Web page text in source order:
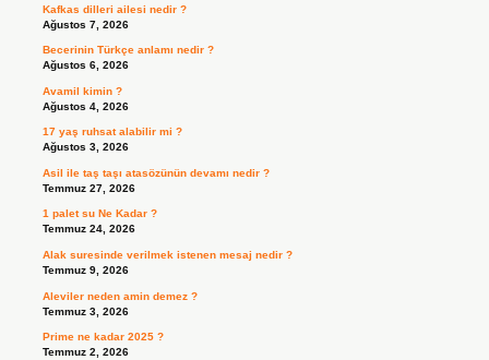
Kafkas dilleri ailesi nedir ?
Ağustos 7, 2026
Becerinin Türkçe anlamı nedir ?
Ağustos 6, 2026
Avamil kimin ?
Ağustos 4, 2026
17 yaş ruhsat alabilir mi ?
Ağustos 3, 2026
Asil ile taş taşı atasözünün devamı nedir ?
Temmuz 27, 2026
1 palet su Ne Kadar ?
Temmuz 24, 2026
Alak suresinde verilmek istenen mesaj nedir ?
Temmuz 9, 2026
Aleviler neden amin demez ?
Temmuz 3, 2026
Prime ne kadar 2025 ?
Temmuz 2, 2026